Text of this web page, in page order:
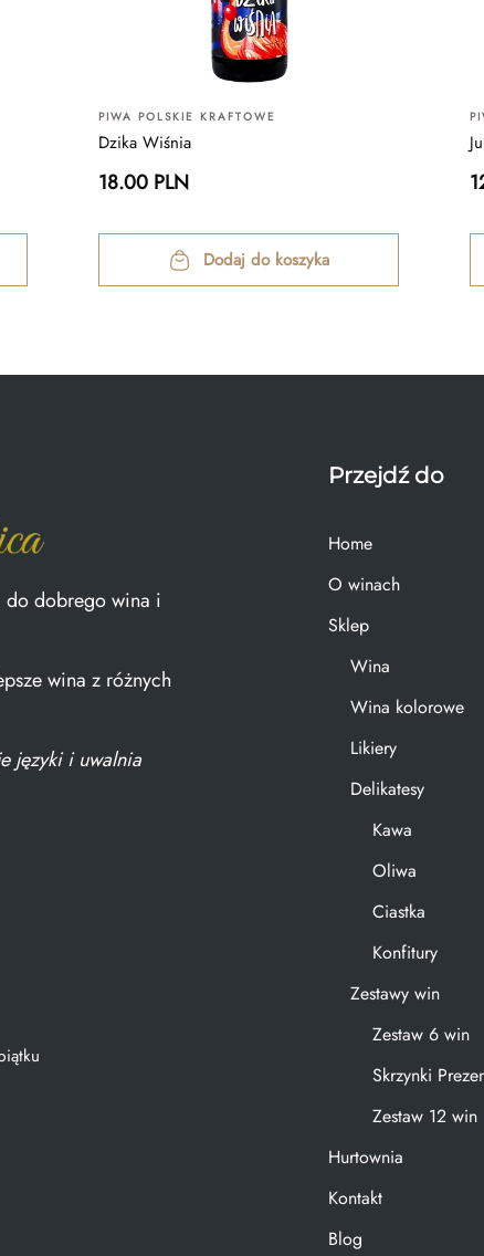
PIWA POLSKIE KRAFTOWE
Dzika Wiśnia
18.00 PLN
Dodaj do koszyka
do dobrego wina i
wina z różnych
języki i uwalnia
Przejdź do
Home
O winach
Sklep
Wina
Wina kolorowe
Likiery
Delikatesy
Kawa
Oliwa
Ciastka
Konfitury
Zestawy win
Zestaw 6 win
Skrzynki
Zestaw 12 win
Hurtownia
Kontakt
Blog